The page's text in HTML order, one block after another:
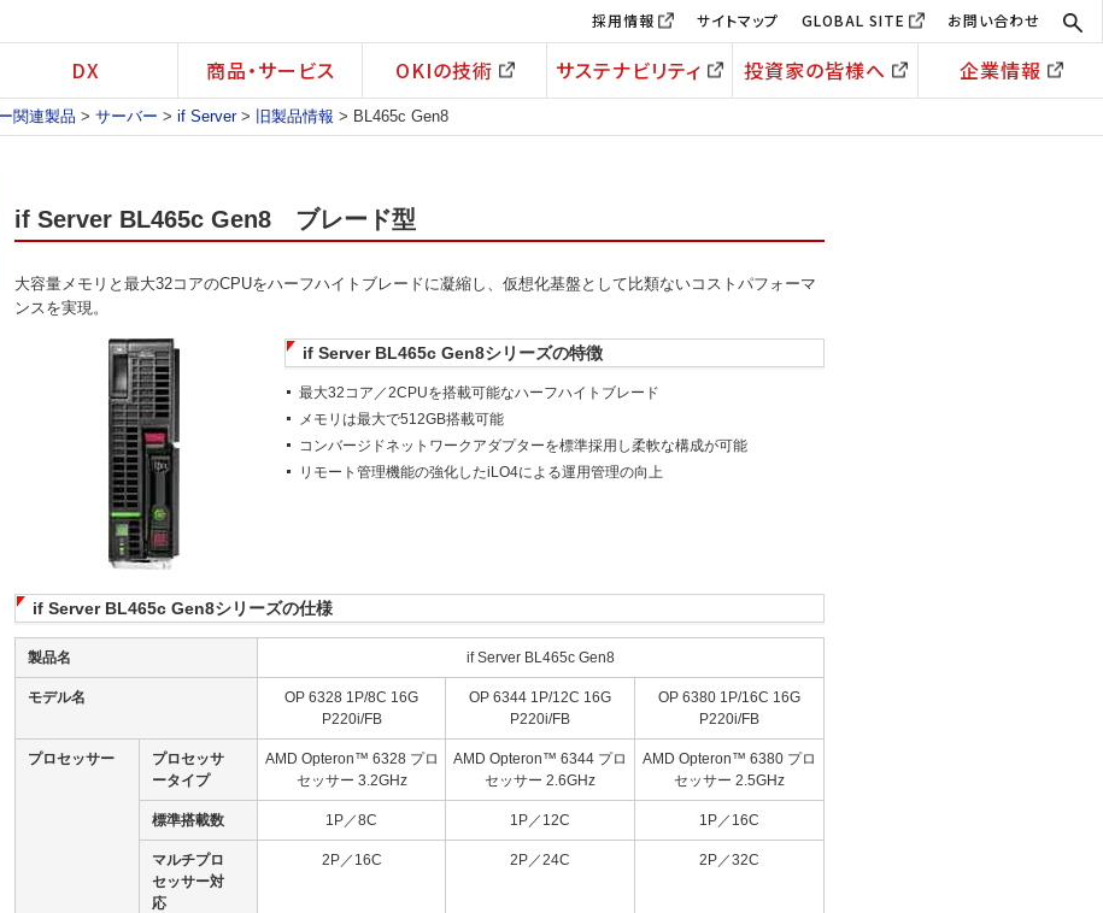
採用情報 サイトマップ GLOBAL SITE お問い合わせ
DX 商品・サービス OKIの技術 サステナビリティ 投資家の皆様へ 企業情報
関連製品 > サーバー > if Server> 旧製品情報 > BL465c Gen8
if Server BL465c Gen8 ブレード型
大容量メモリと最大32コアのCPUをハーフハイトブレードに凝縮し、仮想化基盤として比類ないコストパフォーマ
ンスを実現。
if Server BL465c Gen8シリーズの特徴
最大32コア／2CPUを搭載可能なハーフハイトブレード
メモリは最大で512GB搭載可能
コンバージドネットワークアダプターを標準採用し柔軟な構成が可能
リモート管理機能の強化したiLO4による運用管理の向上
if Server BL465c Gen8シリーズの仕様
製品名 if Server BL465c Gen8
モデル名
OP 6328 1P/8C 16G
P220i/FB
OP 6344 1P/12C 16G
P220i/FB
OP 6380 1P/16C 16G
P220i/FB
プロセッサー
プロセッサ
ータイプ
AMD Opteron™ 6328 プロ
セッサー 3.2GHz
AMD Opteron™ 6344 プロ
セッサー 2.6GHz
AMD Opteron™ 6380 プロ
セッサー 2.5GHz
標準搭載数 1P／8C 1P／12C 1P／16C
マルチプロ
セッサー対
応
2P／16C 2P／24C 2P／32C